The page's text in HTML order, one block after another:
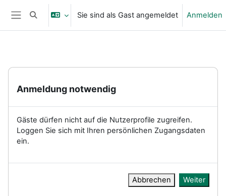
Zum Hauptinhalt
Website-Übersicht
Sucheingabe umschaltenSie sind als Gast angemeldet Anmelden
Anmeldung notwendig
Gäste dürfen nicht auf die Nutzerprofile zugreifen.
Loggen Sie sich mit Ihren persönlichen Zugangsdaten
ein.
Abbrechen Weiter